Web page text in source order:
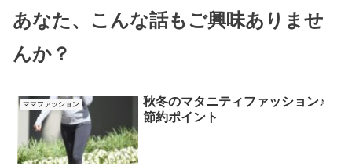
あなた、こんな話もご興味ありませ
んか？
ママファッション
秋冬のマタニティファッション♪
節約ポイント